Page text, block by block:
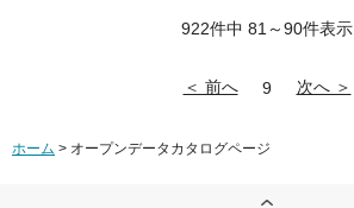
922件中 81～90件表示
＜ 前へ 9 次へ ＞
ホーム > オープンデータカタログページ